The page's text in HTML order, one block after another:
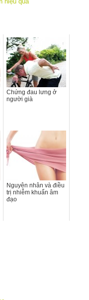
Chứng đau lưng ở
người già
Nguyên nhân và điều
trị nhiễm khuẩn âm
đạo